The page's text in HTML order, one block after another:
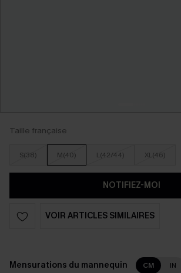
Taille française
S(38) M(40) L(42/44) XL(46)
NOTIFIEZ-MOI
VOIR ARTICLES SIMILAIRES
Mensurations du mannequin CM IN